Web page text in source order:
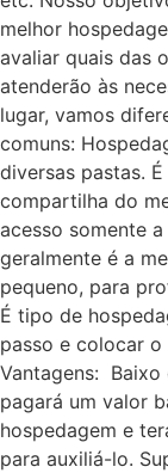
melhor
avaliar quais das
atenderão às
lugar, vamos
comuns:
diversas pastas.
compartilha do
acesso somente
geralmente é a
pequeno, para
É tipo de
passo e colocar
Vantagens:
pagará um valor
hospedagem e
para auxiliá-lo.